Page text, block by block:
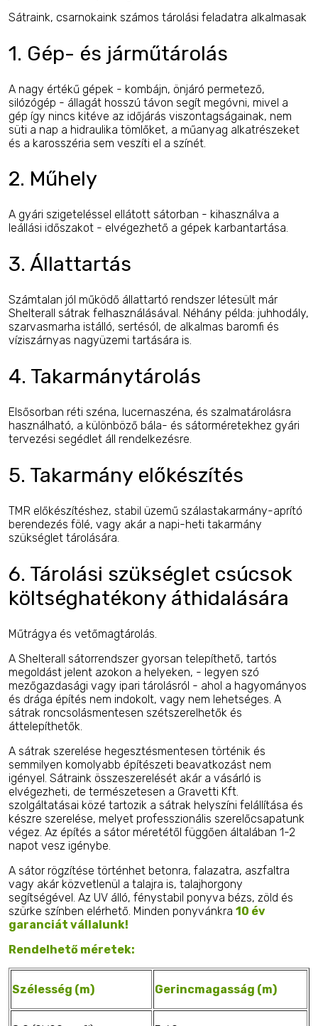
Sátraink, csarnokaink számos tárolási feladatra alkalmasak
1. Gép- és járműtárolás
A nagy értékű gépek - kombájn, önjáró permetező,
silózógép - állagát hosszú távon segít megóvni, mivel a
gép így nincs kitéve az időjárás viszontagságainak, nem
süti a nap a hidraulika tömlőket, a műanyag alkatrészeket
és a karosszéria sem veszíti el a színét.
2. Műhely
A gyári szigeteléssel ellátott sátorban - kihasználva a
leállási időszakot - elvégezhető a gépek karbantartása.
3. Állattartás
Számtalan jól működő állattartó rendszer létesült már
Shelterall sátrak felhasználásával. Néhány példa: juhhodály,
szarvasmarha istálló, sertésól, de alkalmas baromfi és
víziszárnyas nagyüzemi tartására is.
4. Takarmánytárolás
Elsősorban réti széna, lucernaszéna, és szalmatárolásra
használható, a különböző bála- és sátorméretekhez gyári
tervezési segédlet áll rendelkezésre.
5. Takarmány előkészítés
TMR előkészítéshez, stabil üzemű szálastakarmány-aprító
berendezés fölé, vagy akár a napi-heti takarmány
szükséglet tárolására.
6. Tárolási szükséglet csúcsok
költséghatékony áthidalására
Műtrágya és vetőmagtárolás.
A Shelterall sátorrendszer gyorsan telepíthető, tartós
megoldást jelent azokon a helyeken, - legyen szó
mezőgazdasági vagy ipari tárolásról - ahol a hagyományos
és drága építés nem indokolt, vagy nem lehetséges. A
sátrak roncsolásmentesen szétszerelhetők és
áttelepíthetők.
A sátrak szerelése hegesztésmentesen történik és
semmilyen komolyabb építészeti beavatkozást nem
igényel. Sátraink összeszerelését akár a vásárló is
elvégezheti, de természetesen a Gravetti Kft.
szolgáltatásai közé tartozik a sátrak helyszíni felállítása és
készre szerelése, melyet professzionális szerelőcsapatunk
végez. Az építés a sátor méretétől függően általában 1-2
napot vesz igénybe.
A sátor rögzítése történhet betonra, falazatra, aszfaltra
vagy akár közvetlenül a talajra is, talajhorgony
segítségével. Az UV álló, fénystabil ponyva bézs, zöld és
szürke színben elérhető. Minden ponyvánkra 10 év
garanciát vállalunk!
Rendelhető méretek:
Szélesség (m) Gerincmagasság (m)